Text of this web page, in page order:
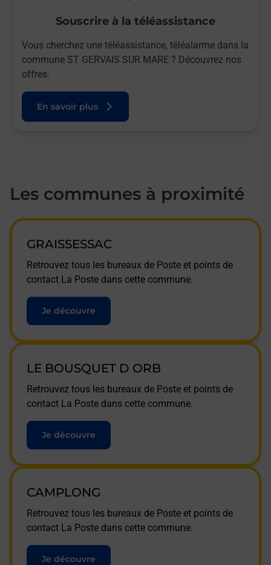
Souscrire à la téléassistance
Vous cherchez une téléassistance, téléalarme dans la
commune ST GERVAIS SUR MARE ? Découvrez nos
offres.
En savoir plus
Les communes à proximité
GRAISSESSAC
Retrouvez tous les bureaux de Poste et points de
contact La Poste dans cette commune.
Je découvre
LE BOUSQUET D ORB
Retrouvez tous les bureaux de Poste et points de
contact La Poste dans cette commune.
Je découvre
CAMPLONG
Retrouvez tous les bureaux de Poste et points de
contact La Poste dans cette commune.
Je découvre